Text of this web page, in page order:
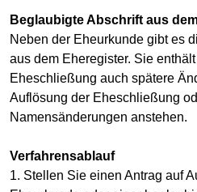
Beglaubigte Abschrift aus
Neben der Eheurkunde gibt es
aus dem Eheregister. Sie
Eheschließung auch spätere
Auflösung der Eheschließung
Namensänderungen anstehen.
Verfahrensablauf
1. Stellen Sie einen Antrag auf